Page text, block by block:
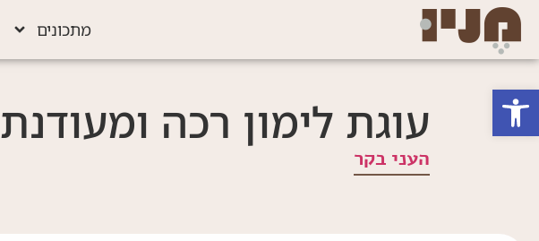
פתח סרגל נגישות
מתכונים
עוגת לימון רכה ומעודנת
העני בקר